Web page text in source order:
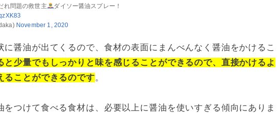
れ問題の救世主
ダイソー醤油スプレー！
November 1, 2020
に醤油が出てくるので、食材の表面にまんべんなく醤油をかけるこ
と少量でもしっかりと味を感じることができるので、直接かけるよ
ることができるのです。
をつけて食べる食材は、必要以上に醤油を使いすぎる傾向にありま